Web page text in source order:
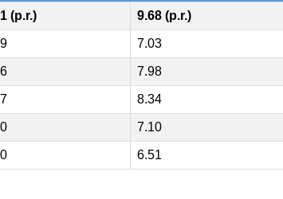
(p.r.) 9.68 (p.r.)
7.03
7.98
8.34
7.10
6.51